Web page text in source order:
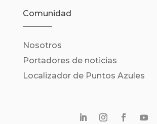
Comunidad
Nosotros
Portadores de noticias
Localizador de Puntos Azules